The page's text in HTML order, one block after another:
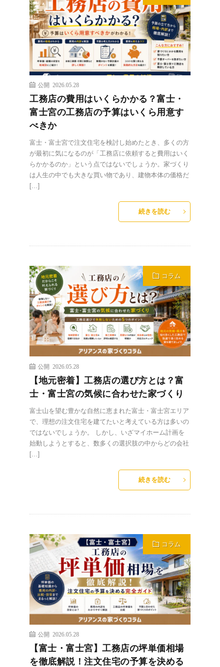
公開 2026.05.28
工務店の費用はいくらかかる？富士・
富士宮の工務店の予算はいくら用意す
べきか
富士・富士宮で注文住宅を検討し始めたとき、多くの方
が最初に気になるのが「工務店に依頼すると費用はいく
らかかるのか」という点ではないでしょうか。家づくり
は人生の中でも大きな買い物であり、建物本体の価格だ
[…]
続きを読む
コラム
公開 2026.05.28
【地元密着】工務店の選び方とは？富
士・富士宮の気候に合わせた家づくり
富士山を望む豊かな自然に恵まれた富士・富士宮エリア
で、理想の注文住宅を建てたいと考えている方は多いの
ではないでしょうか。 しかし、いざマイホーム計画を
始動しようとすると、数多くの選択肢の中からどの会社
[…]
続きを読む
コラム
公開 2026.05.28
【富士・富士宮】工務店の坪単価相場
を徹底解説！注文住宅の予算を決める